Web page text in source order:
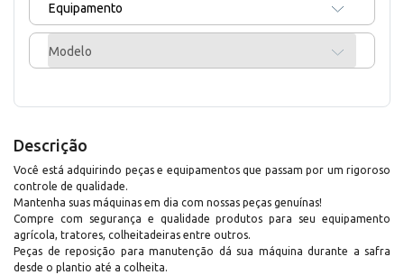
Equipamento
Modelo
Descrição
Você está adquirindo peças e equipamentos que passam por um rigoroso
controle de qualidade.
Mantenha suas máquinas em dia com nossas peças genuínas!
Compre com segurança e qualidade produtos para seu equipamento
agrícola, tratores, colheitadeiras entre outros.
Peças de reposição para manutenção dá sua máquina durante a safra
desde o plantio até a colheita.